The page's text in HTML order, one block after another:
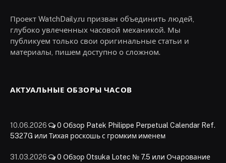
Проект WatchDaily.ru призван объединить людей,
глубоко увлеченных часовой механикой. Мы
публикуем только свои оригинальные статьи и
материалы, пишем доступно о сложном.
АКТУАЛЬНЫЕ ОБЗОРЫ ЧАСОВ
10.06.2026 0 Обзор Patek Philippe Perpetual Calendar Ref.
5327G или Тихая роскошь с громким именем
31.03.2026 0 Обзор Otsuka Lotec № 7.5 или Очарование